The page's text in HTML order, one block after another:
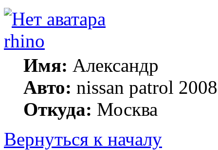
rhino
Имя: Александр
Авто: nissan patrol
Откуда: Москва
Вернуться к началу